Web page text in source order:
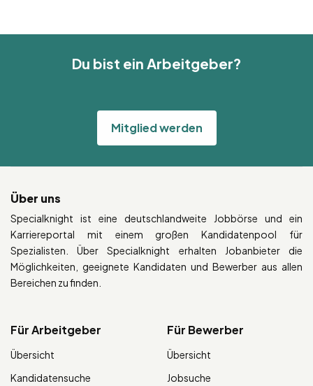
Du bist ein Arbeitgeber?
Mitglied werden
Über uns
Specialknight ist eine deutschlandweite Jobbörse und ein
Karriereportal mit einem großen Kandidatenpool für
Spezialisten. Über Specialknight erhalten Jobanbieter die
Möglichkeiten, geeignete Kandidaten und Bewerber aus allen
Bereichen zu finden.
Für Arbeitgeber
Übersicht
Kandidatensuche
Für Bewerber
Übersicht
Jobsuche